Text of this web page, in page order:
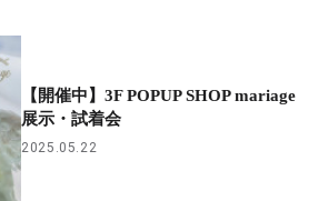
【開催中】3F POPUP SHOP mariage
展示・試着会
2025.05.22